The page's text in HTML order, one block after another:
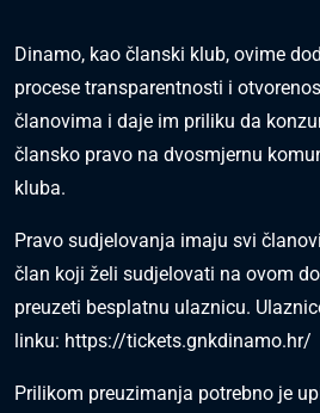
Dinamo, kao članski klub, ovime
procese transparentnosti i
članovima i daje im priliku da
člansko pravo na dvosmjernu
kluba.
Pravo sudjelovanja imaju svi
član koji želi sudjelovati na ovom
preuzeti besplatnu ulaznicu.
linku: https://tickets.gnkdinamo.hr/
Prilikom preuzimanja potrebno je